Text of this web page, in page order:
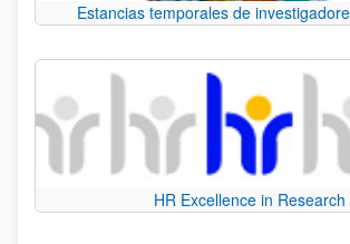
Estancias temporales de
HR Excellence in Research